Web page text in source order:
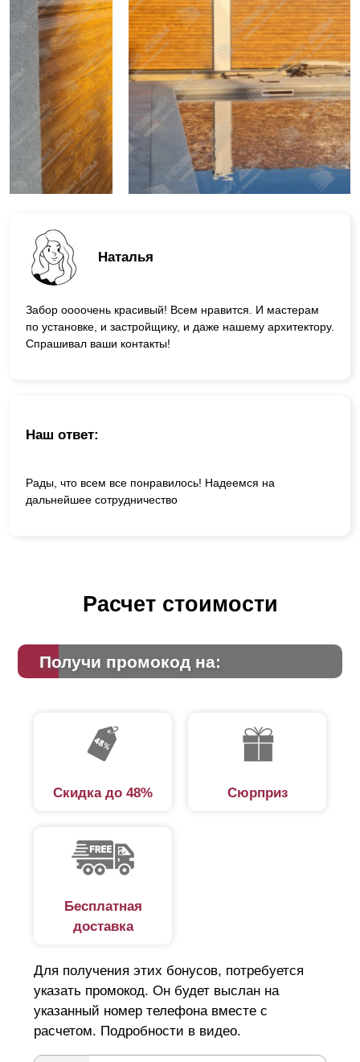
Наталья
Забор оооочень красивый! Всем нравится. И мастерам
по установке, и застройщику, и даже нашему архитектору.
Спрашивал ваши контакты!
Наш ответ:
Рады, что всем все понравилось! Надеемся на
дальнейшее сотрудничество
Расчет стоимости
Получи промокод на:
Скидка до 48% Сюрприз
Бесплатная
доставка
Для получения этих бонусов, потребуется
указать промокод. Он будет выслан на
указанный номер телефона вместе с
расчетом. Подробности в видео.